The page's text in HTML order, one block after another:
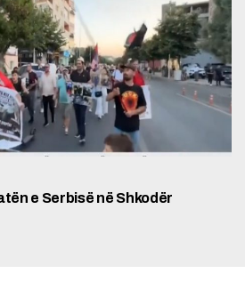
e Serbisë në Shkodër